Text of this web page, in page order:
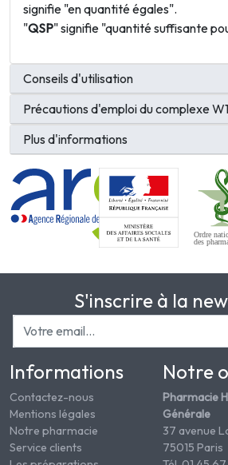
signifie "en quantité égales".
"QSP" signifie "quantité suffisante
Conseils d'utilisation
Précautions d'emploi du complexe
Plus d'informations
S'inscrire à la
Informations
Contactez-nous
Mentions légales
Notre pharmacie
Service clients
Notre
Pharmacie
Générale
37 avenue
75015 Paris